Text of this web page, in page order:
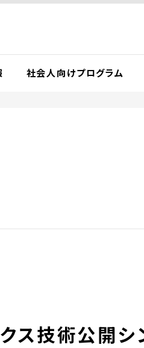
社会人向けプログラム
ス技術公開シ